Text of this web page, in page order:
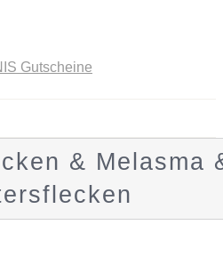
Gutscheine
& Melasma